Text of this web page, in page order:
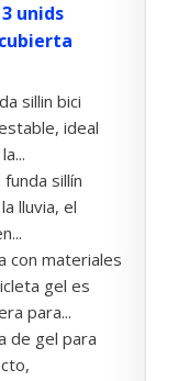
unids
sillin bici
ideal
sillín
lluvia, el
con materiales
gel es
para...
de gel para